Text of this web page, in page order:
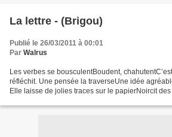
La lettre - (Brigou)
Publié le 26/03/2011 à 00:01
Par Walrus
Les verbes se bousculentBoudent,
réfléchit. Une pensée la traverseUne idée
Elle laisse de jolies traces sur le papierNoircit